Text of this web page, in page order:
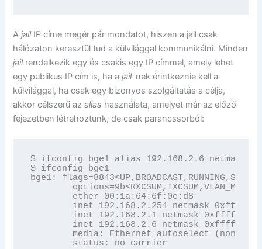
AjailIP címe megér pár mondatot, hiszen a jail csak
hálózaton keresztül tud a külvilággal kommunikálni. Minden
jailrendelkezik egy és csakis egy IP címmel, amely lehet
egy publikus IP cím is, ha ajail-nek érintkeznie kell a
külvilággal, ha csak egy bizonyos szolgáltatás a célja,
akkor célszerű azalias használata, amelyet már az előző
fejezetben létrehoztunk, de csak parancssorból:
$ ifconfig bge1 alias 192.168.2.6 netmask
$ ifconfig bge1
bge1:
        ether 00:1a:64:6f:0e:d8
inet 192.168.2.254 netmask
inet 192.168.2.1 netmask 0xffffff00
inet 192.168.2.6 netmask 0xffffff00
        media: Ethernet autoselect (none)
        status: no carrier